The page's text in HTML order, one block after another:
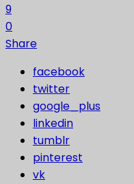
9
0
Share
facebook
twitter
google_plus
linkedin
tumblr
pinterest
vk